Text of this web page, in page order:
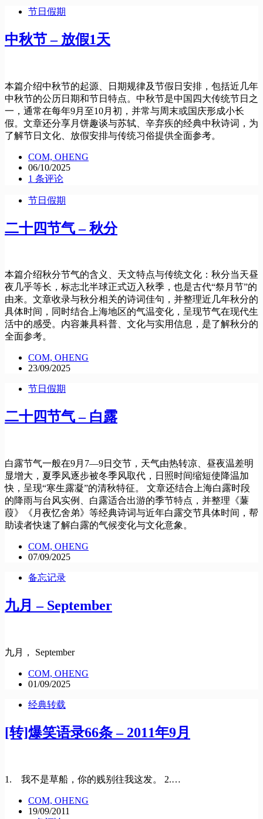
节日假期
中秋节 – 放假1天
本篇介绍中秋节的起源、日期规律及节假日安排，包括近几年
中秋节的公历日期和节日特点。中秋节是中国四大传统节日之
一，通常在每年9月至10月初，并常与周末或国庆形成小长
假。文章还分享月饼趣谈与苏轼、辛弃疾的经典中秋诗词，为
了解节日文化、放假安排与传统习俗提供全面参考。
COM, OHENG
06/10/2025
1 条评论
节日假期
二十四节气 – 秋分
本篇介绍秋分节气的含义、天文特点与传统文化：秋分当天昼
夜几乎等长，标志北半球正式迈入秋季，也是古代“祭月节”的
由来。文章收录与秋分相关的诗词佳句，并整理近几年秋分的
具体时间，同时结合上海地区的气温变化，呈现节气在现代生
活中的感受。内容兼具科普、文化与实用信息，是了解秋分的
全面参考。
COM, OHENG
23/09/2025
节日假期
二十四节气 – 白露
白露节气一般在9月7—9日交节，天气由热转凉、昼夜温差明
显增大，夏季风逐步被冬季风取代，日照时间缩短使降温加
快，呈现“寒生露凝”的清秋特征。 文章还结合上海白露时段
的降雨与台风实例、白露适合出游的季节特点，并整理《蒹
葭》《月夜忆舍弟》等经典诗词与近年白露交节具体时间，帮
助读者快速了解白露的气候变化与文化意象。
COM, OHENG
07/09/2025
备忘记录
九月 – September
九月， September
COM, OHENG
01/09/2025
经典转载
[转]爆笑语录66条 – 2011年9月
1. 我不是草船，你的贱别往我这发。 2.…
COM, OHENG
19/09/2011